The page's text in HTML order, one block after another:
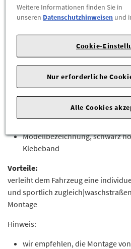
Ingolstadt |
Wenn schwarze Designelemente
treffen, entsteht eine ganz
Durch den schwarz
entsteht ein besonders markantes
Lieferumfang:
Modellbezeichnung, schwarz
Klebeband
Vorteile:
verleiht dem Fahrzeug eine
und sportlich
Montage
Hinweis:
wir empfehlen, die Montage
Weitere Informationen finden Sie in
unseren Datenschutzhinweisen und
Cookie-
Nur erforderliche
Alle Cookies